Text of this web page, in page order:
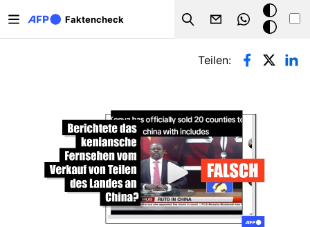
Faktencheck
Search
Dark
Mode
Primäre Reiter
Teilen: